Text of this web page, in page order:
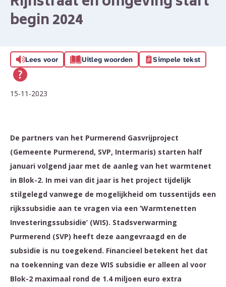
begin 2024
Lees voor Uitleg woorden Simpele tekst
15-11-2023
De partners van het Purmerend Gasvrijproject
(Gemeente Purmerend, SVP, Intermaris) starten half
januari volgend jaar met de aanleg van het warmtenet
in Blok-2. In mei van dit jaar is het project tijdelijk
stilgelegd vanwege de mogelijkheid om tussentijds een
rijkssubsidie aan te vragen via een ‘Warmtenetten
Investeringssubsidie’ (WIS). Stadsverwarming
Purmerend (SVP) heeft deze aangevraagd en de
subsidie is nu toegekend. Financieel betekent het dat
na toekenning van deze WIS subsidie er alleen al voor
Blok-2 maximaal rond de 1.4 miljoen euro extra